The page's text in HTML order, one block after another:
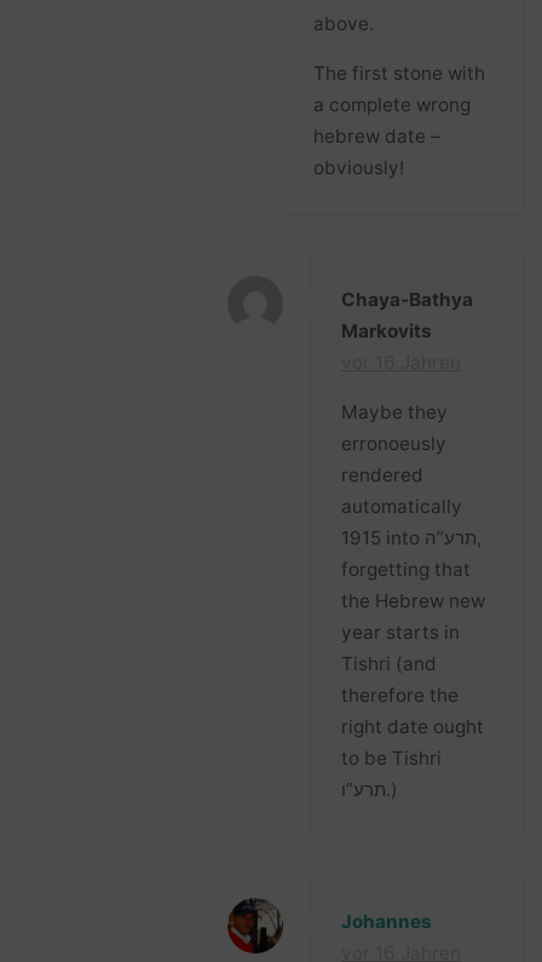
above.
The first stone with
a complete wrong
hebrew date –
obviously!
Chaya-Bathya
Markovits
Maybe they
erronoeusly
rendered
automatically
1915 into תרע”ה,
forgetting that
the Hebrew new
year starts in
Tishri (and
therefore the
right date ought
to be Tishri
תרע”ו.)
Johannes